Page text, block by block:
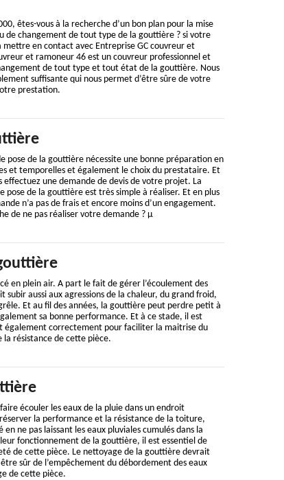
êtes-vous à la recherche d’un bon plan pour la mise
de changement de tout type de la gouttière ? si votre
mettre en contact avec Entreprise GC couvreur et
et ramoneur 46 est un couvreur professionnel et
de tout type et tout état de la gouttière. Nous
suffisante qui nous permet d’être sûre de votre
prestation.
pose de la gouttière nécessite une bonne préparation en
et temporelles et également le choix du prestataire. Et
une demande de devis de votre projet. La
pose de la gouttière est très simple à réaliser. Et en plus
n’a pas de frais et encore moins d’un engagement.
de ne pas réaliser votre demande ? µ
en plein air. A part le fait de gérer l’écoulement des
subir aussi aux agressions de la chaleur, du grand froid,
Et au fil des années, la gouttière peut perdre petit à
sa bonne performance. Et à ce stade, il est
également correctement pour faciliter la maitrise du
résistance de cette pièce.
écouler les eaux de la pluie dans un endroit
la performance et la résistance de la toiture,
ne pas laissant les eaux pluviales cumulés dans la
fonctionnement de la gouttière, il est essentiel de
de cette pièce. Le nettoyage de la gouttière devrait
sûr de l’empêchement du débordement des eaux
de cette pièce.